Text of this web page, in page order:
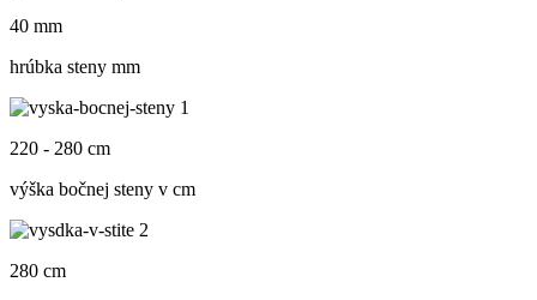
40 mm
hrúbka steny mm
220 - 280 cm
výška bočnej steny v cm
280 cm